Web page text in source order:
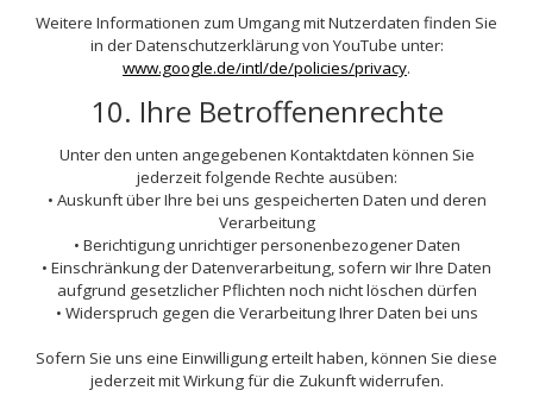
Weitere Informationen zum Umgang mit Nutzerdaten finden Sie
in der Datenschutzerklärung von YouTube unter:
www.google.de/intl/de/policies/privacy.
10. Ihre Betroffenenrechte
Unter den unten angegebenen Kontaktdaten können Sie
jederzeit folgende Rechte ausüben:
• Auskunft über Ihre bei uns gespeicherten Daten und deren
Verarbeitung
• Berichtigung unrichtiger personenbezogener Daten
• Einschränkung der Datenverarbeitung, sofern wir Ihre Daten
aufgrund gesetzlicher Pflichten noch nicht löschen dürfen
• Widerspruch gegen die Verarbeitung Ihrer Daten bei uns
Sofern Sie uns eine Einwilligung erteilt haben, können Sie diese
jederzeit mit Wirkung für die Zukunft widerrufen.